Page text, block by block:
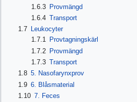
1.6.3 Provmängd
1.6.4 Transport
1.7
Leukocyter
1.7.1 Provtagningskärl
1.7.2 Provmängd
1.7.3 Transport
1.8 5. Nasofarynxprov
1.9 6. Blåsmaterial
1.10 7. Feces